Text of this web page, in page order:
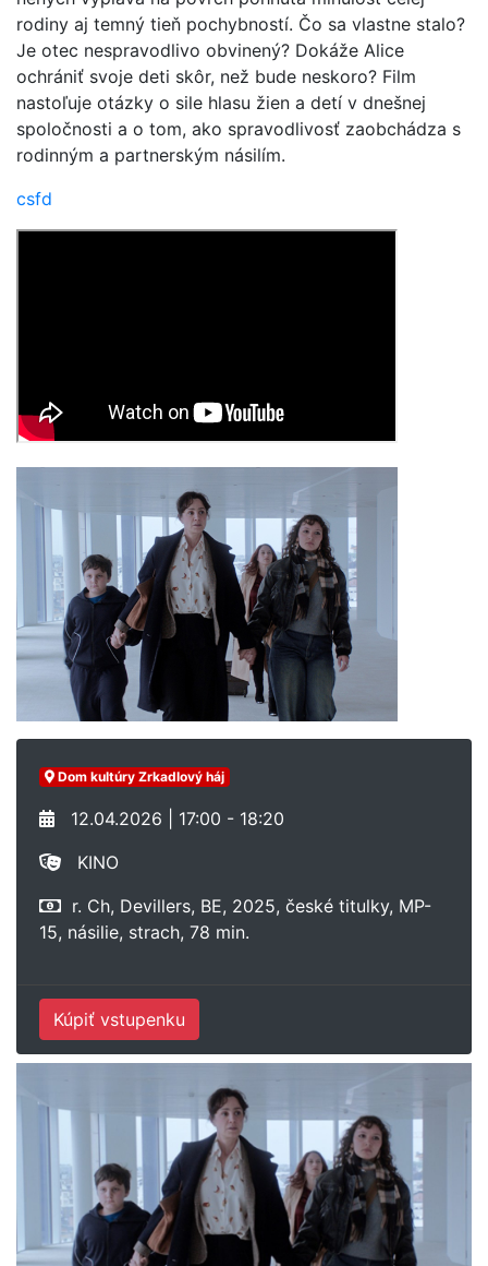
rodiny aj temný tieň pochybností. Čo sa vlastne stalo?
Je otec nespravodlivo obvinený? Dokáže Alice
ochrániť svoje deti skôr, než bude neskoro? Film
nastoľuje otázky o sile hlasu žien a detí v dnešnej
spoločnosti a o tom, ako spravodlivosť zaobchádza s
rodinným a part­nerským násilím.
csfd
Dom kultúry Zrkadlový háj
12.04.2026 | 17:00 - 18:20
KINO
r. Ch, Devillers, BE, 2025, české titulky, MP-
15, násilie, strach, 78 min.
Kúpiť vstupenku